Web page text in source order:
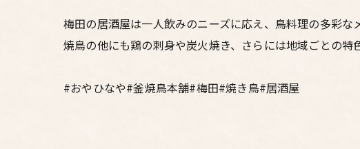
梅田の居酒屋は一人飲みのニーズに応え、鳥料理の多彩な
焼鳥の他にも鶏の刺身や炭火焼き、さらには地域ごとの特
#おやひなや#釜焼鳥本舗#梅田#焼き鳥#居酒屋